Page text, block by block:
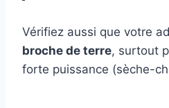
Vérifiez aussi que votre
broche de terre, surtout
forte puissance (sèche-